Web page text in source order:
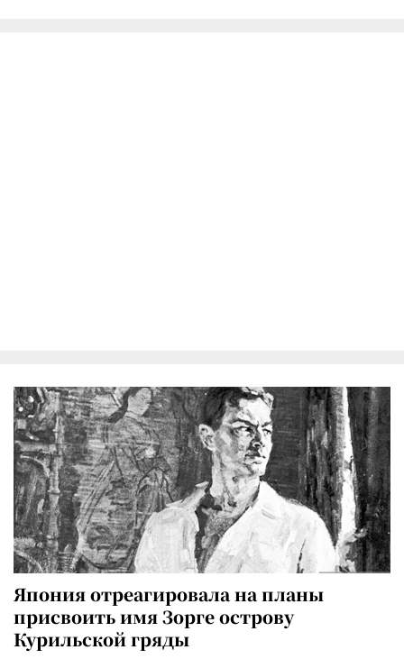
Япония отреагировала на планы
присвоить имя Зорге острову
Курильской гряды